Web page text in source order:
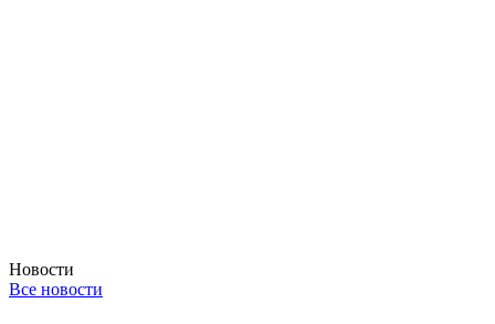
Новости
Все новости